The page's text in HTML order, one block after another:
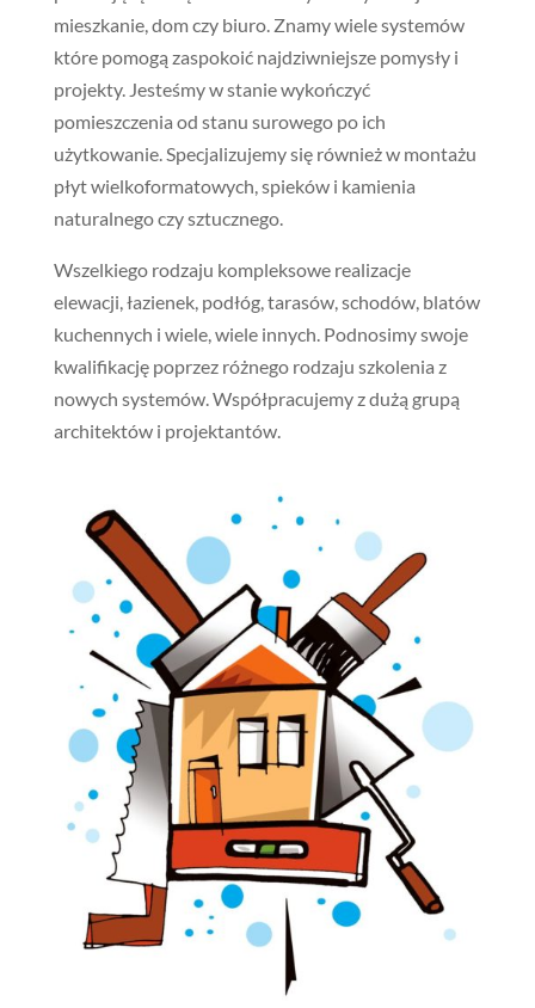
mieszkanie, dom czy biuro. Znamy wiele systemów
które pomogą zaspokoić najdziwniejsze pomysły i
projekty. Jesteśmy w stanie wykończyć
pomieszczenia od stanu surowego po ich
użytkowanie. Specjalizujemy się również w montażu
płyt wielkoformatowych, spieków i kamienia
naturalnego czy sztucznego.
Wszelkiego rodzaju kompleksowe realizacje
elewacji, łazienek, podłóg, tarasów, schodów, blatów
kuchennych i wiele, wiele innych. Podnosimy swoje
kwalifikację poprzez różnego rodzaju szkolenia z
nowych systemów. Współpracujemy z dużą grupą
architektów i projektantów.